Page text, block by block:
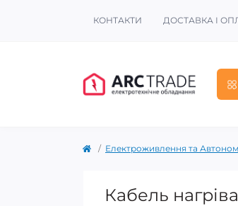
КОНТАКТИ ДОСТАВКА І
Електроживлення та
Кабель